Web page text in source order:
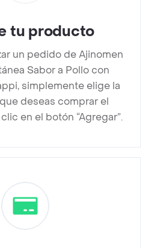
tu producto
un pedido de Ajinomen
Sabor a Pollo con
simplemente elige la
deseas comprar el
en el botón “Agregar”.